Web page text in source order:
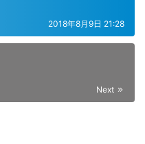
2018年8月9日 21:28
Next